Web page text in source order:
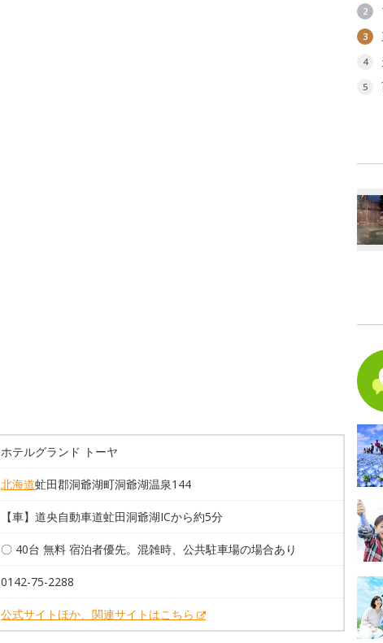
ホテルグランド トーヤ
北海道虻田郡洞爺湖町洞爺湖温泉144
【車】道央自動車道虻田洞爺湖ICから約5分
〇 40台 無料 宿泊者優先。混雑時、公共駐車場の場合あり
0142-75-2288
公式サイトほか、関連サイトはこちら
2
3
4
5